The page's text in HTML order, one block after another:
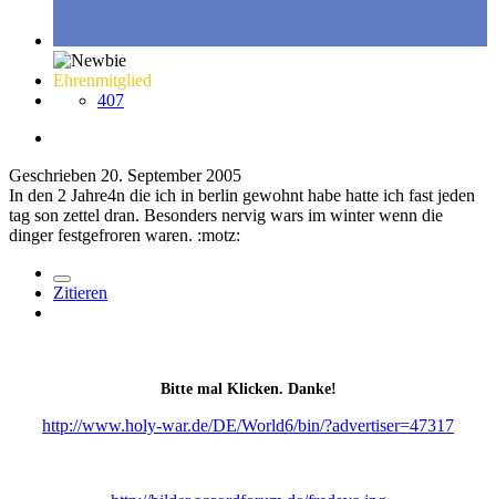
Ehrenmitglied
407
Geschrieben 20. September 2005
In den 2 Jahre4n die ich in berlin gewohnt habe hatte ich fast jeden
tag son zettel dran. Besonders nervig wars im winter wenn die
dinger festgefroren waren. :motz:
Zitieren
Bitte mal Klicken. Danke!
http://www.holy-war.de/DE/World6/bin/?advertiser=47317